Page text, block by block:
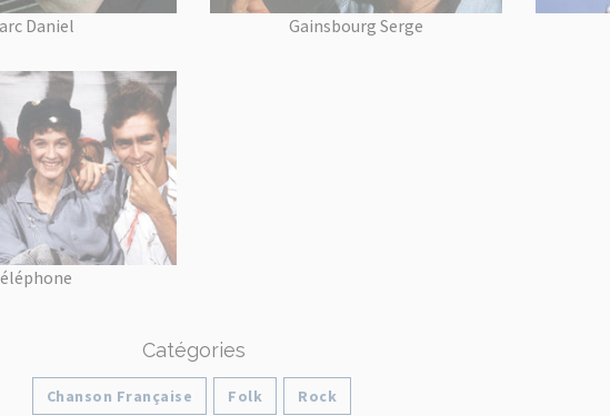
Daniel Gainsbourg Serge
Catégories
Chanson Française Folk Rock